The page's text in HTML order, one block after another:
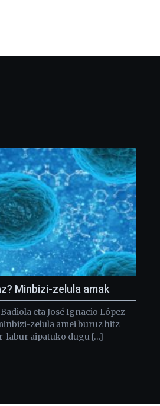
Minbizi-zelula amak
eta José Ignacio López
zelula amei buruz hitz
labur aipatuko dugu […]